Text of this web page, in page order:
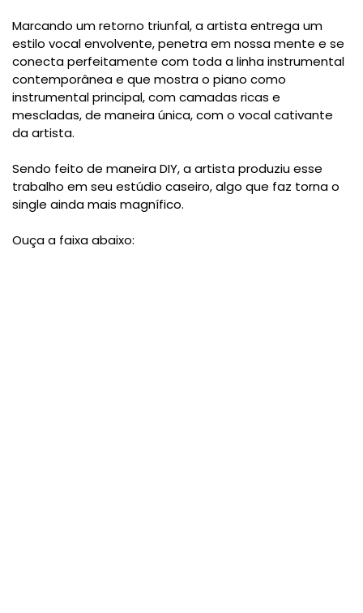
Marcando um retorno triunfal, a artista entrega um
estilo vocal envolvente, penetra em nossa mente e se
conecta perfeitamente com toda a linha instrumental
contemporânea e que mostra o piano como
instrumental principal, com camadas ricas e
mescladas, de maneira única, com o vocal cativante
da artista.
Sendo feito de maneira DIY, a artista produziu esse
trabalho em seu estúdio caseiro, algo que faz torna o
single ainda mais magnífico.
Ouça a faixa abaixo: